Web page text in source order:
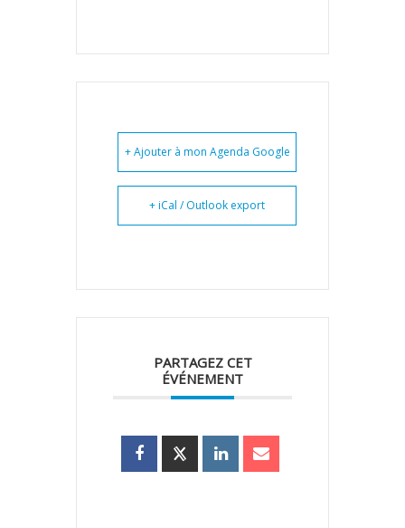
+ Ajouter à mon Agenda Google
+ iCal / Outlook export
PARTAGEZ CET
ÉVÉNEMENT